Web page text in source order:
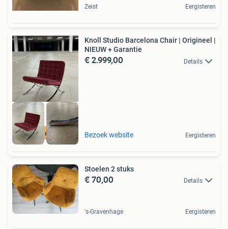
Zeist Eergisteren
Gratis levering
Knoll Studio Barcelona Chair | Origineel |
NIEUW + Garantie
€ 2.999,00 Details
Bezoek website Eergisteren
Stoelen 2 stuks
€ 70,00 Details
's-Gravenhage Eergisteren